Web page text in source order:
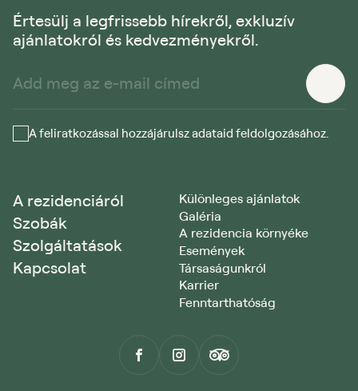
A rezidenciáról
Szobák
Szolgáltatások
Kapcsolat
Különleges ajánlatok
Galéria
A rezidencia környéke
Események
Társaságunkról
Karrier
Fenntarthatóság
Értesülj a legfrissebb hírekről, exkluzív
ajánlatokról és kedvezményekről.
A feliratkozással hozzájárulsz adataid feldolgozásához.